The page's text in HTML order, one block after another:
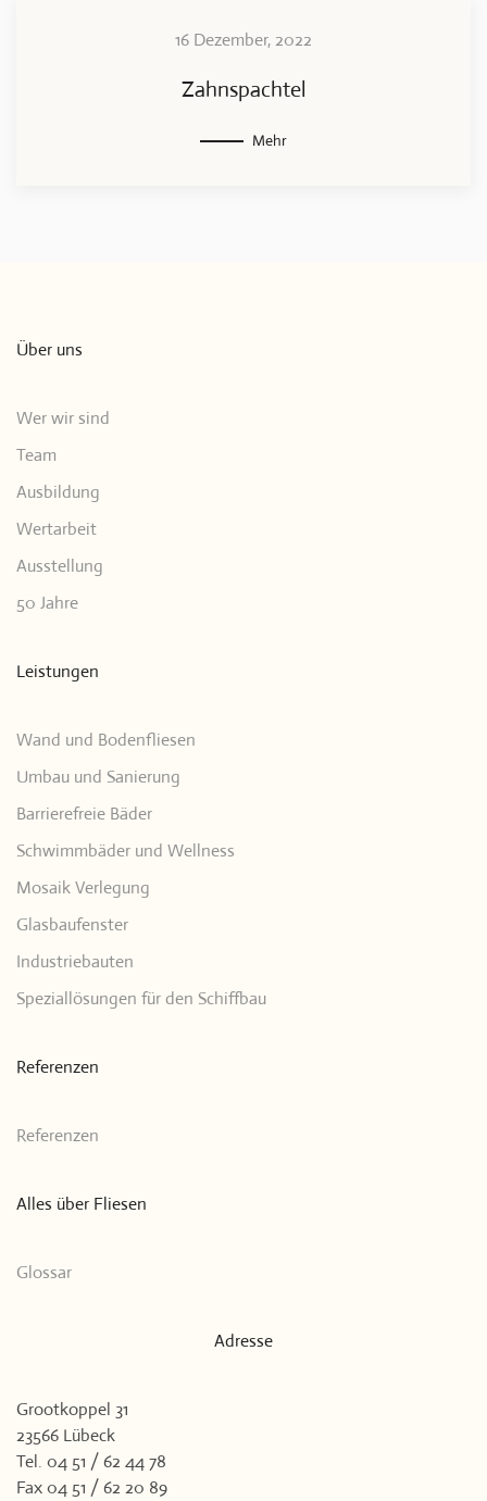
16 Dezember, 2022
Zahnspachtel
Mehr
Über uns
Wer wir sind
Team
Ausbildung
Wertarbeit
Ausstellung
50 Jahre
Leistungen
Wand und Bodenfliesen
Umbau und Sanierung
Barrierefreie Bäder
Schwimmbäder und Wellness
Mosaik Verlegung
Glasbaufenster
Industriebauten
Speziallösungen für den Schiffbau
Referenzen
Referenzen
Alles über Fliesen
Glossar
Adresse
Grootkoppel 31
23566 Lübeck
Tel. 04 51 / 62 44 78
Fax 04 51 / 62 20 89